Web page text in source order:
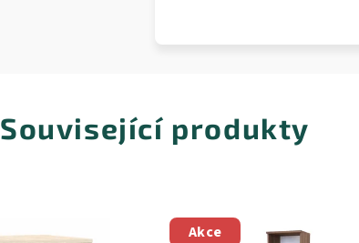
Související produkty
Akce